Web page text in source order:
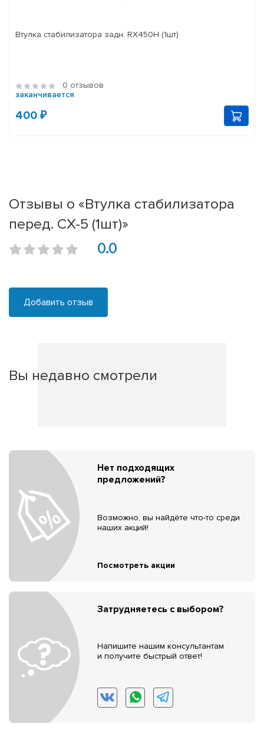
Втулка стабилизатора задн. RX450H (1шт)
0 отзывов
заканчивается
400 ₽
Отзывы о «Втулка стабилизатора
перед. CX-5 (1шт)»
0.0
Добавить отзыв
Вы недавно смотрели
Нет подходящих
предложений?
Возможно, вы найдёте что-то среди
наших акций!
Посмотреть акции
Затрудняетесь с выбором?
Напишите нашим консультантам
и получите быстрый ответ!